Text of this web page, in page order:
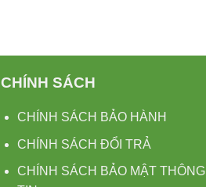
CHÍNH SÁCH
CHÍNH SÁCH BẢO HÀNH
CHÍNH SÁCH ĐỔI TRẢ
CHÍNH SÁCH BẢO MẬT THÔNG